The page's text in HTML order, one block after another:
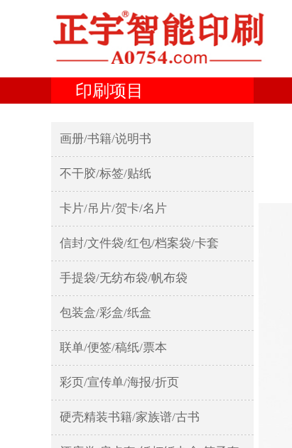
印刷项目
画册/书籍/说明书
不干胶/标签/贴纸
卡片/吊片/贺卡/名片
信封/文件袋/红包/档案袋/卡套
手提袋/无纺布袋/帆布袋
包装盒/彩盒/纸盒
联单/便签/稿纸/票本
彩页/宣传单/海报/折页
硬壳精装书籍/家族谱/古书